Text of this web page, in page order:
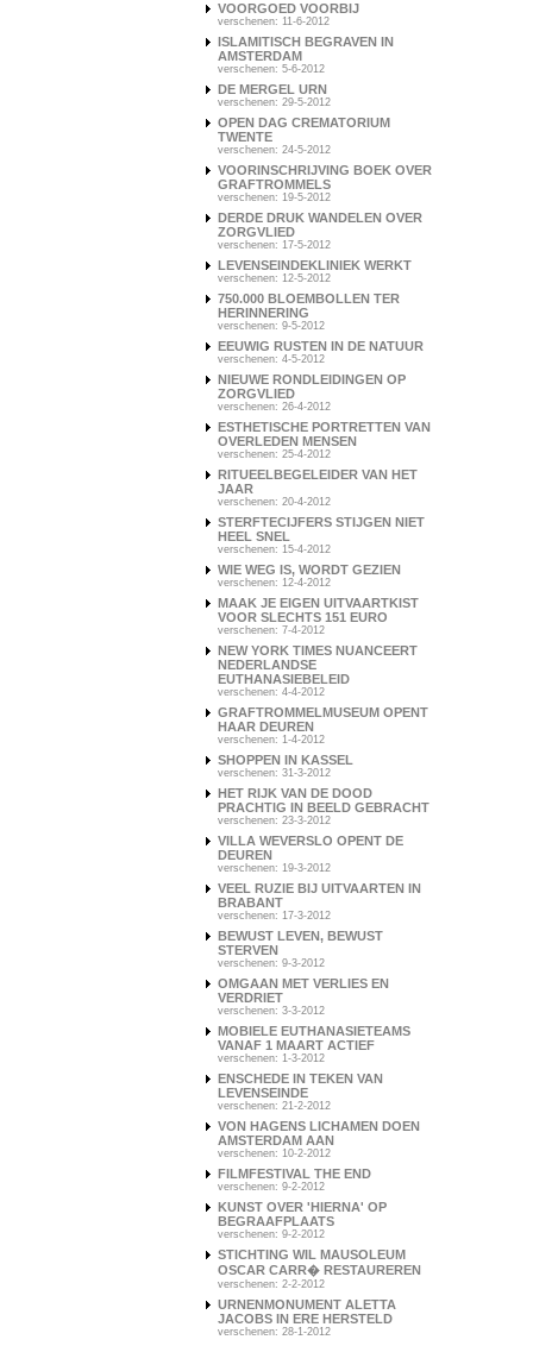
VOORGOED VOORBIJ
verschenen: 11-6-2012
ISLAMITISCH BEGRAVEN IN
AMSTERDAM
verschenen: 5-6-2012
DE MERGEL URN
verschenen: 29-5-2012
OPEN DAG CREMATORIUM
TWENTE
verschenen: 24-5-2012
VOORINSCHRIJVING BOEK OVER
GRAFTROMMELS
verschenen: 19-5-2012
DERDE DRUK WANDELEN OVER
ZORGVLIED
verschenen: 17-5-2012
LEVENSEINDEKLINIEK WERKT
verschenen: 12-5-2012
750.000 BLOEMBOLLEN TER
HERINNERING
verschenen: 9-5-2012
EEUWIG RUSTEN IN DE NATUUR
verschenen: 4-5-2012
NIEUWE RONDLEIDINGEN OP
ZORGVLIED
verschenen: 26-4-2012
ESTHETISCHE PORTRETTEN VAN
OVERLEDEN MENSEN
verschenen: 25-4-2012
RITUEELBEGELEIDER VAN HET
JAAR
verschenen: 20-4-2012
STERFTECIJFERS STIJGEN NIET
HEEL SNEL
verschenen: 15-4-2012
WIE WEG IS, WORDT GEZIEN
verschenen: 12-4-2012
MAAK JE EIGEN UITVAARTKIST
VOOR SLECHTS 151 EURO
verschenen: 7-4-2012
NEW YORK TIMES NUANCEERT
NEDERLANDSE
EUTHANASIEBELEID
verschenen: 4-4-2012
GRAFTROMMELMUSEUM OPENT
HAAR DEUREN
verschenen: 1-4-2012
SHOPPEN IN KASSEL
verschenen: 31-3-2012
HET RIJK VAN DE DOOD
PRACHTIG IN BEELD GEBRACHT
verschenen: 23-3-2012
VILLA WEVERSLO OPENT DE
DEUREN
verschenen: 19-3-2012
VEEL RUZIE BIJ UITVAARTEN IN
BRABANT
verschenen: 17-3-2012
BEWUST LEVEN, BEWUST
STERVEN
verschenen: 9-3-2012
OMGAAN MET VERLIES EN
VERDRIET
verschenen: 3-3-2012
MOBIELE EUTHANASIETEAMS
VANAF 1 MAART ACTIEF
verschenen: 1-3-2012
ENSCHEDE IN TEKEN VAN
LEVENSEINDE
verschenen: 21-2-2012
VON HAGENS LICHAMEN DOEN
AMSTERDAM AAN
verschenen: 10-2-2012
FILMFESTIVAL THE END
verschenen: 9-2-2012
KUNST OVER 'HIERNA' OP
BEGRAAFPLAATS
verschenen: 9-2-2012
STICHTING WIL MAUSOLEUM
OSCAR CARR� RESTAUREREN
verschenen: 2-2-2012
URNENMONUMENT ALETTA
JACOBS IN ERE HERSTELD
verschenen: 28-1-2012